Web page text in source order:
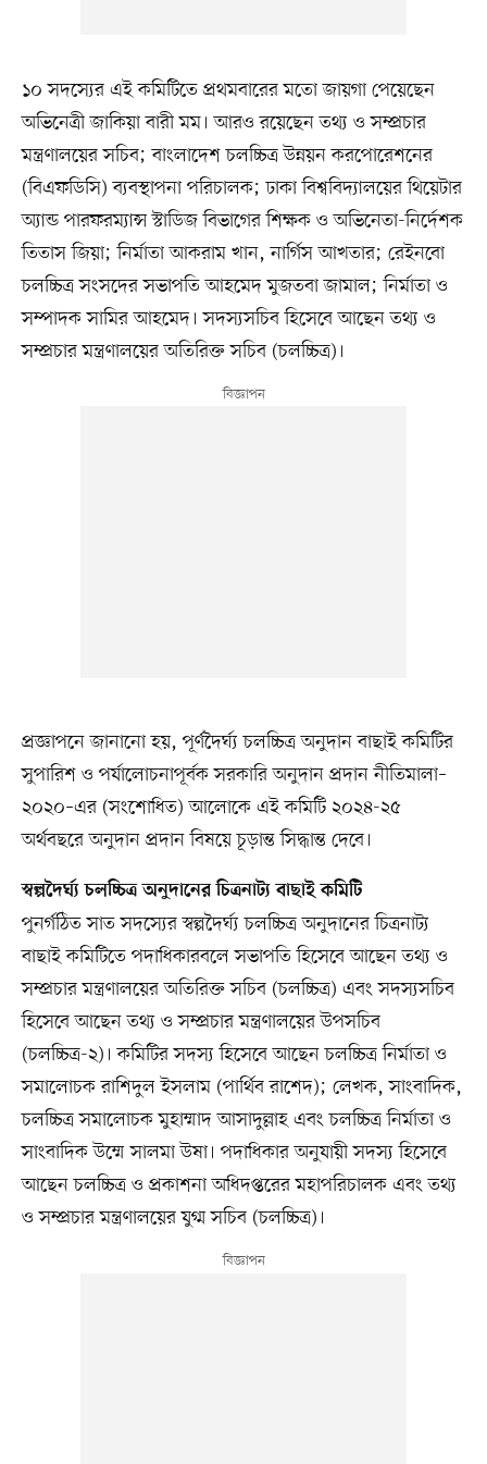
১০ সদস্যের এই কমিটিতে প্রথমবারের মতো জায়গা পেয়েছেন
অভিনেত্রী জাকিয়া বারী মম। আরও রয়েছেন তথ্য ও সম্প্রচার
মন্ত্রণালয়ের সচিব; বাংলাদেশ চলচ্চিত্র উন্নয়ন করপোরেশনের
(বিএফডিসি) ব্যবস্থাপনা পরিচালক; ঢাকা বিশ্ববিদ্যালয়ের থিয়েটার
অ্যান্ড পারফরম্যান্স স্টাডিজ বিভাগের শিক্ষক ও অভিনেতা-নির্দেশক
তিতাস জিয়া; নির্মাতা আকরাম খান, নার্গিস আখতার; রেইনবো
চলচ্চিত্র সংসদের সভাপতি আহমেদ মুজতবা জামাল; নির্মাতা ও
সম্পাদক সামির আহমেদ। সদস্যসচিব হিসেবে আছেন তথ্য ও
সম্প্রচার মন্ত্রণালয়ের অতিরিক্ত সচিব (চলচ্চিত্র)।
প্রজ্ঞাপনে জানানো হয়, পূর্ণদৈর্ঘ্য চলচ্চিত্র অনুদান বাছাই কমিটির
সুপারিশ ও পর্যালোচনাপূর্বক সরকারি অনুদান প্রদান নীতিমালা–
২০২০–এর (সংশোধিত) আলোকে এই কমিটি ২০২৪-২৫
অর্থবছরে অনুদান প্রদান বিষয়ে চূড়ান্ত সিদ্ধান্ত দেবে।
স্বল্পদৈর্ঘ্য চলচ্চিত্র অনুদানের চিত্রনাট্য বাছাই কমিটি
পুনর্গঠিত সাত সদস্যের স্বল্পদৈর্ঘ্য চলচ্চিত্র অনুদানের চিত্রনাট্য
বাছাই কমিটিতে পদাধিকারবলে সভাপতি হিসেবে আছেন তথ্য ও
সম্প্রচার মন্ত্রণালয়ের অতিরিক্ত সচিব (চলচ্চিত্র) এবং সদস্যসচিব
হিসেবে আছেন তথ্য ও সম্প্রচার মন্ত্রণালয়ের উপসচিব
(চলচ্চিত্র-২)। কমিটির সদস্য হিসেবে আছেন চলচ্চিত্র নির্মাতা ও
সমালোচক রাশিদুল ইসলাম (পার্থিব রাশেদ); লেখক, সাংবাদিক,
চলচ্চিত্র সমালোচক মুহাম্মাদ আসাদুল্লাহ এবং চলচ্চিত্র নির্মাতা ও
সাংবাদিক উম্মে সালমা উষা। পদাধিকার অনুযায়ী সদস্য হিসেবে
আছেন চলচ্চিত্র ও প্রকাশনা অধিদপ্তরের মহাপরিচালক এবং তথ্য
ও সম্প্রচার মন্ত্রণালয়ের যুগ্ম সচিব (চলচ্চিত্র)।